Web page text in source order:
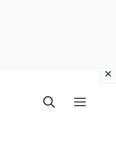
Menu